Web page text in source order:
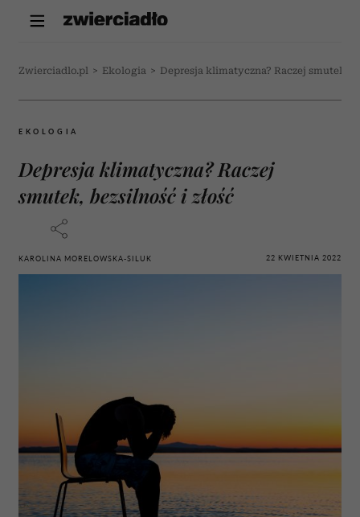
Zwierciadlo.pl > Ekologia > Depresja klimatyczna? Raczej smutek,
EKOLOGIA
Depresja klimatyczna? Raczej
smutek, bezsilność i złość
KAROLINA MORELOWSKA-SILUK 22 KWIETNIA 2022